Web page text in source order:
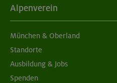
Alpenverein
München & Oberland
Standorte
Ausbildung & Jobs
Spenden